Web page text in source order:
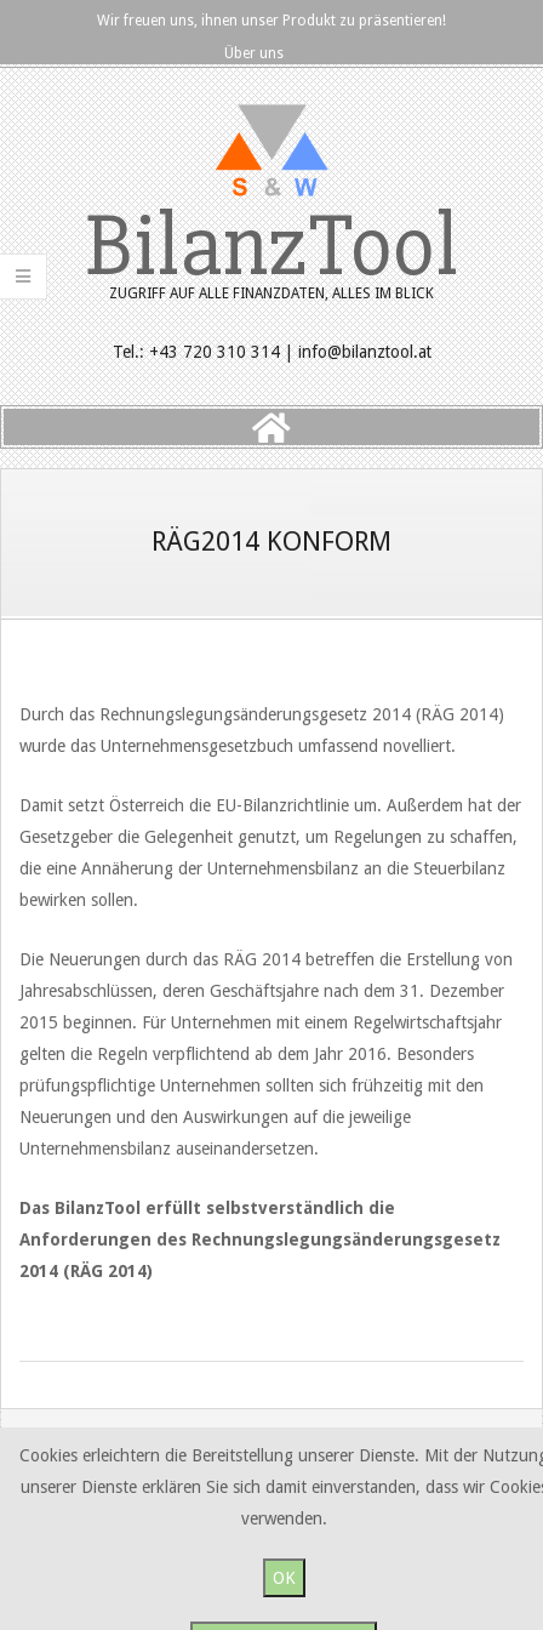
content
Wir freuen uns, ihnen unser Produkt zu präsentieren!
Über uns
BilanzTool
ZUGRIFF AUF ALLE FINANZDATEN, ALLES IM BLICK
Tel.: +43 720 310 314 | info@bilanztool.at
Primary
RÄG2014 KONFORM
Durch das Rechnungslegungsänderungsgesetz 2014 (RÄG 2014)
wurde das Unternehmensgesetzbuch umfassend novelliert.
Damit setzt Österreich die EU-Bilanzrichtlinie um. Außerdem hat der
Gesetzgeber die Gelegenheit genutzt, um Regelungen zu schaffen,
die eine Annäherung der Unternehmensbilanz an die Steuerbilanz
bewirken sollen.
Die Neuerungen durch das RÄG 2014 betreffen die Erstellung von
Jahresabschlüssen, deren Geschäftsjahre nach dem 31. Dezember
2015 beginnen. Für Unternehmen mit einem Regelwirtschaftsjahr
gelten die Regeln verpflichtend ab dem Jahr 2016. Besonders
prüfungspflichtige Unternehmen sollten sich frühzeitig mit den
Neuerungen und den Auswirkungen auf die jeweilige
Unternehmensbilanz auseinandersetzen.
Das BilanzTool erfüllt selbstverständlich die
Anforderungen des Rechnungslegungsänderungsgesetz
2014 (RÄG 2014)
09-
Cookies erleichtern die Bereitstellung unserer Dienste. Mit der
unserer Dienste erklären Sie sich damit einverstanden, dass wir
verwenden.
OK